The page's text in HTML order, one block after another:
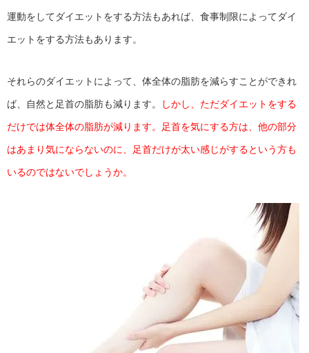
運動をしてダイエットをする方法もあれば、食事制限によってダイ
エットをする方法もあります。
それらのダイエットによって、体全体の脂肪を減らすことができれ
ば、自然と足首の脂肪も減ります。 しかし、ただダイエットをする
だけでは体全体の脂肪が減ります。足首を気にする方は、他の部分
はあまり気にならないのに、足首だけが太い感じがするという方も
いるのではないでしょうか。